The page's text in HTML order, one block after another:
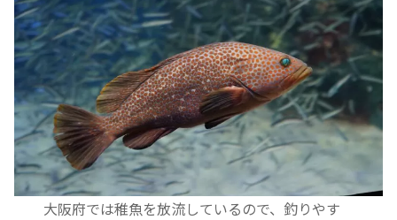
大阪府では稚魚を放流しているので、釣りやす